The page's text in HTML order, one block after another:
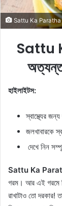
Sattu Ka
Sattu
অত্যন্ত
হাইলাইটস:
স্বাস্থ্যের
জলখাবারকে
দেখে নিন
Sattu Ka
গরম। আর এই গরমে
রাখাটাও তো দরকার!